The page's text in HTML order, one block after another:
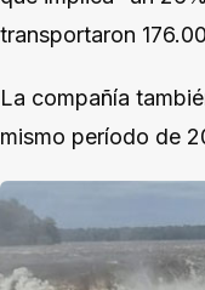
transportaron
La compañía
mismo período de